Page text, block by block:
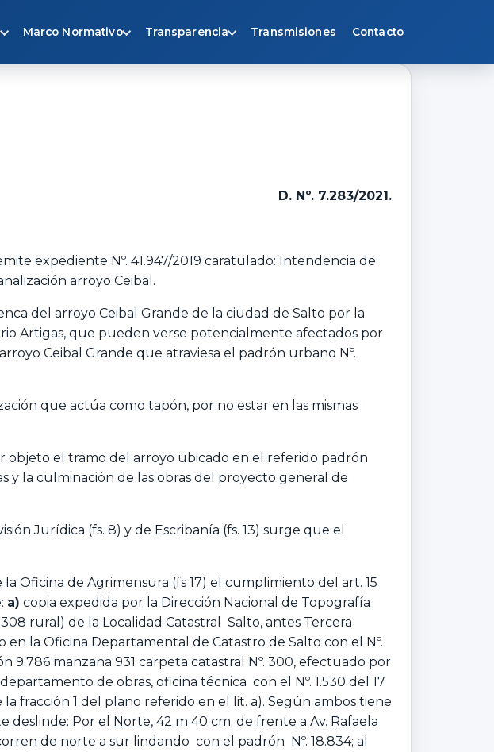
Marco Normativo Transparencia Transmisiones Contacto
D. Nº. 7.283/2021.
expediente Nº. 41.947/2019 caratulado: Intendencia de
arroyo Ceibal.
del arroyo Ceibal Grande de la ciudad de Salto por la
Artigas, que pueden verse potencialmente afectados por
Ceibal Grande que atraviesa el padrón urbano Nº.
que actúa como tapón, por no estar en las mismas
objeto el tramo del arroyo ubicado en el referido padrón
y la culminación de las obras del proyecto general de
Jurídica (fs. 8) y de Escribanía (fs. 13) surge que el
Oficina de Agrimensura (fs 17) el cumplimiento del art. 15
a) copia expedida por la Dirección Nacional de Topografía
rural) de la Localidad Catastral Salto, antes Tercera
la Oficina Departamental de Catastro de Salto con el Nº.
9.786 manzana 931 carpeta catastral Nº. 300, efectuado por
de obras, oficina técnica con el Nº. 1.530 del 17
1 del plano referido en el lit. a). Según ambos tiene
deslinde: Por el Norte, 42 m 40 cm. de frente a Av. Rafaela
de norte a sur lindando con el padrón Nº. 18.834; al